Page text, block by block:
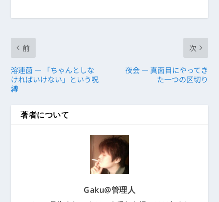
前
溶連菌 ― 「ちゃんとしな
ければいけない」という呪
縛
次
夜会 ― 真面目にやってき
た一つの区切り
著者について
Gaku@管理人